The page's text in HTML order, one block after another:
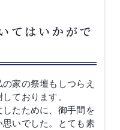
てはいかがで
家の祭壇もしつらえ
ております。
たために、御手間を
いでした。とても素